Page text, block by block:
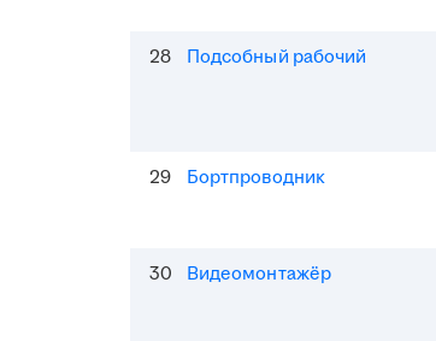
28 Подсобный рабочий
29 Бортпроводник
30 Видеомонтажёр